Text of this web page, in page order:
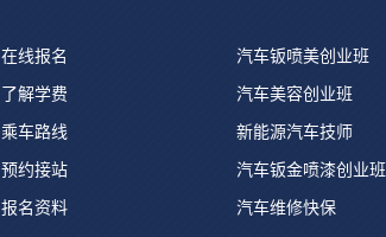
在线报名
了解学费
乘车路线
预约接站
报名资料
汽车钣喷美创业班
汽车美容创业班
新能源汽车技师
汽车钣金喷漆创业班
汽车维修快保